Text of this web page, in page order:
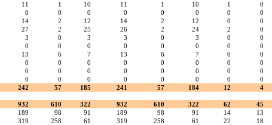
11 1 10 11 1 10 1 0
0 0 0 0 0 0 0 0
14 2 12 14 2 12 0 0
27 2 25 26 2 24 2 0
3 0 3 3 0 3 0 0
0 0 0 0 0 0 0 0
13 6 7 13 6 7 0 0
0 0 0 0 0 0 0 0
0 0 0 0 0 0 0 0
0 0 0 0 0 0 0 0
242 57 185 241 57 184 12 4
932 610 322 932 610 322 62 45
189 98 91 189 98 91 14 13
319 258 61 319 258 61 22 18